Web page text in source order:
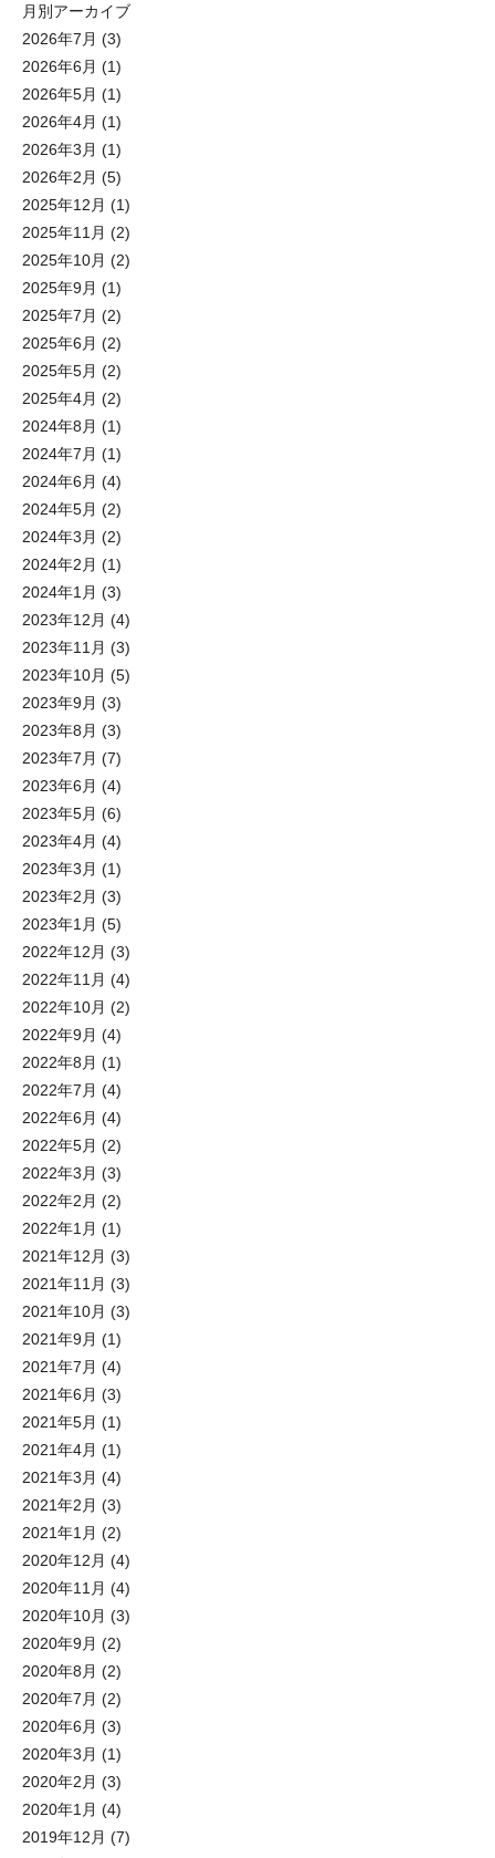
月別アーカイブ
2026年7月 (3)
2026年6月 (1)
2026年5月 (1)
2026年4月 (1)
2026年3月 (1)
2026年2月 (5)
2025年12月 (1)
2025年11月 (2)
2025年10月 (2)
2025年9月 (1)
2025年7月 (2)
2025年6月 (2)
2025年5月 (2)
2025年4月 (2)
2024年8月 (1)
2024年7月 (1)
2024年6月 (4)
2024年5月 (2)
2024年3月 (2)
2024年2月 (1)
2024年1月 (3)
2023年12月 (4)
2023年11月 (3)
2023年10月 (5)
2023年9月 (3)
2023年8月 (3)
2023年7月 (7)
2023年6月 (4)
2023年5月 (6)
2023年4月 (4)
2023年3月 (1)
2023年2月 (3)
2023年1月 (5)
2022年12月 (3)
2022年11月 (4)
2022年10月 (2)
2022年9月 (4)
2022年8月 (1)
2022年7月 (4)
2022年6月 (4)
2022年5月 (2)
2022年3月 (3)
2022年2月 (2)
2022年1月 (1)
2021年12月 (3)
2021年11月 (3)
2021年10月 (3)
2021年9月 (1)
2021年7月 (4)
2021年6月 (3)
2021年5月 (1)
2021年4月 (1)
2021年3月 (4)
2021年2月 (3)
2021年1月 (2)
2020年12月 (4)
2020年11月 (4)
2020年10月 (3)
2020年9月 (2)
2020年8月 (2)
2020年7月 (2)
2020年6月 (3)
2020年3月 (1)
2020年2月 (3)
2020年1月 (4)
2019年12月 (7)